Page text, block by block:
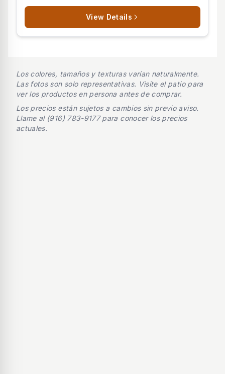
View Details
Los colores, tamaños y texturas varían naturalmente.
Las fotos son solo representativas. Visite el patio para
ver los productos en persona antes de comprar.
Los precios están sujetos a cambios sin previo aviso.
Llame al (916) 783-9177 para conocer los precios
actuales.